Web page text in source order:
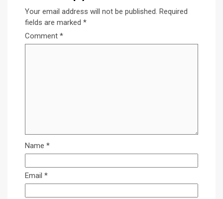
Your email address will not be published. Required
fields are marked *
Comment *
Name *
Email *